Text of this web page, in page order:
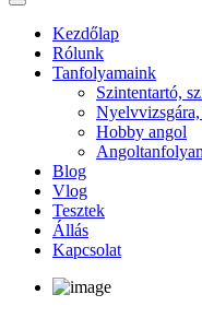
Toggle
navigationKezdőlap
Rólunk
Tanfolyamaink
Szintentartó,
Hobby angol
Blog
Vlog
Tesztek
Állás
Kapcsolat